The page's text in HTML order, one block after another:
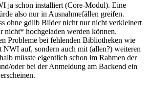
ja schon installiert (Core-Modul). Eine
also nur in Ausnahmefällen greifen.
ohne gdlib Bilder nicht nur nicht verkleinert
nicht* hochgeladen werden können.
Probleme bei fehlenden Bibliotheken wie
auf, sondern auch mit (allen?) weiteren
müsste eigentlich schon im Rahmen der
oder bei der Anmeldung am Backend ein